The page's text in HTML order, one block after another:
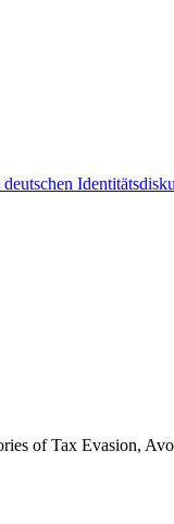
of Tax Evasion,